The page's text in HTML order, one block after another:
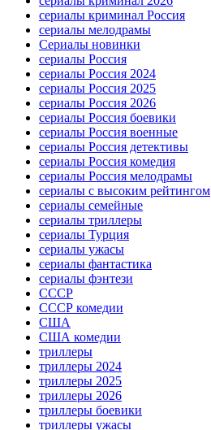
сериалы криминал Россия
сериалы мелодрамы
Сериалы новинки
сериалы Россия
сериалы Россия 2024
сериалы Россия 2025
сериалы Россия 2026
сериалы Россия боевики
сериалы Россия военные
сериалы Россия детективы
сериалы Россия комедия
сериалы Россия мелодрамы
сериалы с высоким рейтингом
сериалы семейные
сериалы триллеры
сериалы Турция
сериалы ужасы
сериалы фантастика
сериалы фэнтези
СССР
СССР комедии
США
США комедии
триллеры
триллеры 2024
триллеры 2025
триллеры 2026
триллеры боевики
триллеры ужасы